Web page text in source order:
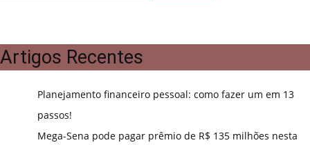
Artigos Recentes
Planejamento financeiro pessoal: como fazer um em 13
passos!
Mega-Sena pode pagar prêmio de R$ 135 milhões nesta